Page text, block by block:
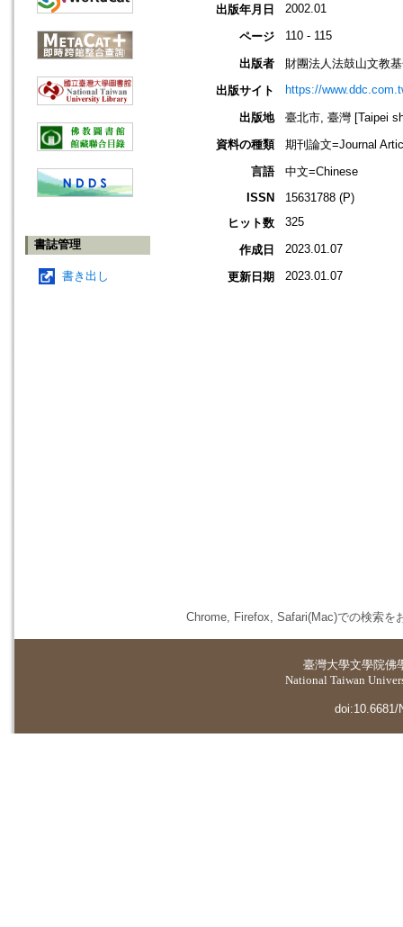
書誌管理
書き出し
出版年月日 2002.01
ページ 110 - 115
出版者
財團法人法鼓山文教
出版サイト
https://
出版地
臺北市, 臺灣 [Taipei
資料の種類
期刊論文=Journal
言語
中文=Chinese
ISSN
15631788 (P)
ヒット数
325
作成日 2023.01.07
更新日期 2023.01.07
Chrome, Firefox, Safari(Mac)での検索を
臺灣大學文學院佛
National Taiwan
doi:10.6681/